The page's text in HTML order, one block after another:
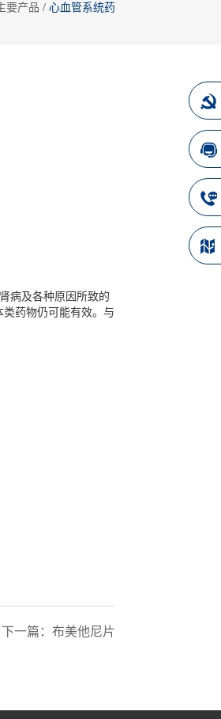
要产品 / 心血管系统药
病及各种原因所致的
药物仍可能有效。与
下一篇： 布美他尼片